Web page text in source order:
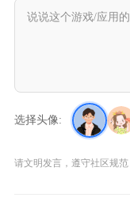
选择头像:
请文明发言，遵守社区规范